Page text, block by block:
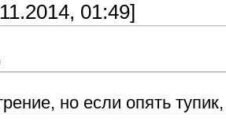
01:49]
но если опять